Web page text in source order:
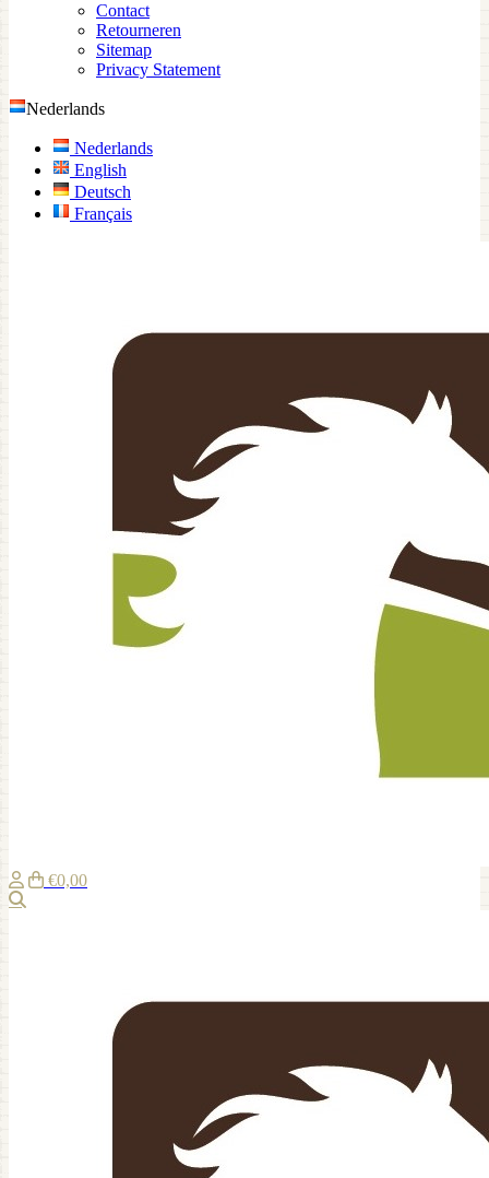
Contact
Retourneren
Sitemap
Privacy Statement
Nederlands
Nederlands
English
Deutsch
Français
€0,00